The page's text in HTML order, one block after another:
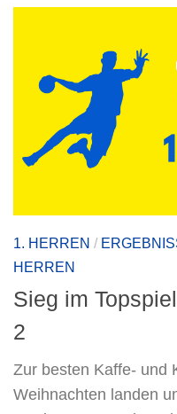
1. HERREN /
HERREN
Sieg im
2
Zur besten Kaffe- und
Weihnachten landen